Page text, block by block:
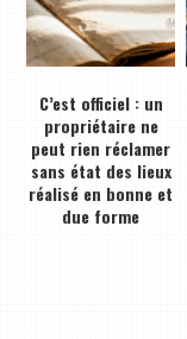
C’est officiel : un
propriétaire ne
peut rien réclamer
sans état des lieux
réalisé en bonne et
due forme